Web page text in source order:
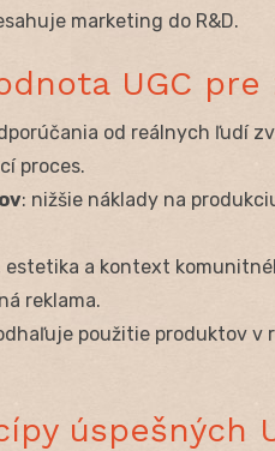
marketing do R&D.
UGC pre
od reálnych ľudí
proces.
: nižšie náklady na
estetika a kontext
reklama.
použitie produktov v
úspešných